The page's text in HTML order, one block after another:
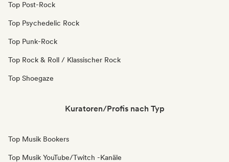
Top Post-Rock
Top Psychedelic Rock
Top Punk-Rock
Top Rock & Roll / Klassischer Rock
Top Shoegaze
Kuratoren/Profis nach Typ
Top Musik Bookers
Top Musik YouTube/Twitch -Kanäle